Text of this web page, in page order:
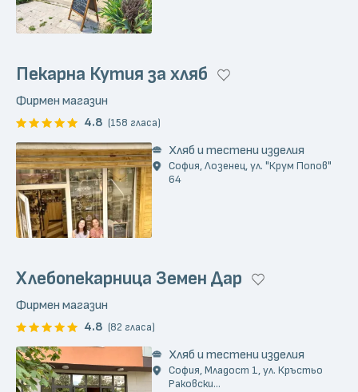
Пекарна Кутия за хляб
Фирмен магазин
4.8 (158 гласа)
Хляб и тестени изделия
София, Лозенец, ул. "Крум Попов"
64
Хлебопекарница Земен Дар
Фирмен магазин
4.8 (82 гласа)
Хляб и тестени изделия
София, Младост 1, ул. Кръстьо
Раковски...